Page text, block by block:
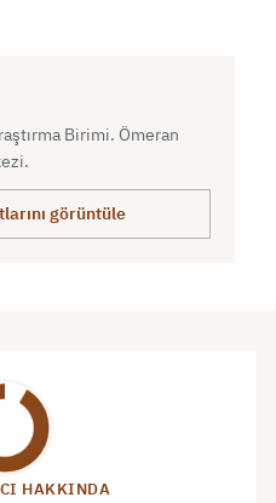
Birimi. Ömeran
görüntüle
HAKKINDA